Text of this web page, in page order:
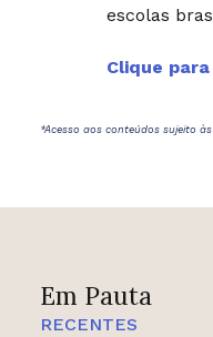
Em Pauta
RECENTES
escolas
Clique
*Acesso aos conteúdos sujeito